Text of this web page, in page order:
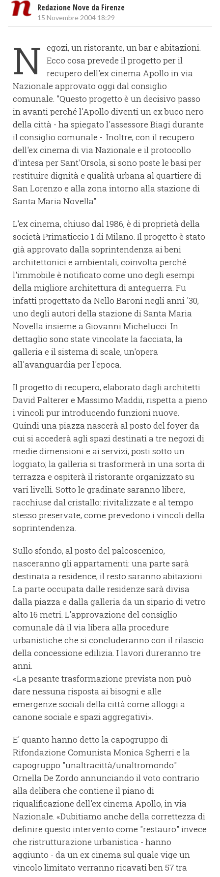
Redazione Nove da Firenze
15 Novembre 2004 18:29
N egozi, un ristorante, un bar e abitazioni.
Ecco cosa prevede il progetto per il
recupero dell'ex cinema Apollo in via
Nazionale approvato oggi dal consiglio
comunale. "Questo progetto è un decisivo passo
in avanti perché l'Apollo diventi un ex buco nero
della città - ha spiegato l'assessore Biagi durante
il consiglio comunale -. Inoltre, con il recupero
dell'ex cinema di via Nazionale e il protocollo
d'intesa per Sant'Orsola, si sono poste le basi per
restituire dignità e qualità urbana al quartiere di
San Lorenzo e alla zona intorno alla stazione di
Santa Maria Novella".
L'ex cinema, chiuso dal 1986, è di proprietà della
società Primaticcio 1 di Milano. Il progetto è stato
già approvato dalla soprintendenza ai beni
architettonici e ambientali, coinvolta perché
l'immobile è notificato come uno degli esempi
della migliore architettura di anteguerra. Fu
infatti progettato da Nello Baroni negli anni '30,
uno degli autori della stazione di Santa Maria
Novella insieme a Giovanni Michelucci. In
dettaglio sono state vincolate la facciata, la
galleria e il sistema di scale, un'opera
all'avanguardia per l'epoca.
Il progetto di recupero, elaborato dagli architetti
David Palterer e Massimo Maddii, rispetta a pieno
i vincoli pur introducendo funzioni nuove.
Quindi una piazza nascerà al posto del foyer da
cui si accederà agli spazi destinati a tre negozi di
medie dimensioni e ai servizi, posti sotto un
loggiato; la galleria si trasformerà in una sorta di
terrazza e ospiterà il ristorante organizzato su
vari livelli. Sotto le gradinate saranno libere,
racchiuse dal cristallo: rivitalizzate e al tempo
stesso preservate, come prevedono i vincoli della
soprintendenza.
Sullo sfondo, al posto del palcoscenico,
nasceranno gli appartamenti: una parte sarà
destinata a residence, il resto saranno abitazioni.
La parte occupata dalle residenze sarà divisa
dalla piazza e dalla galleria da un sipario di vetro
alto 16 metri. L'approvazione del consiglio
comunale dà il via libera alla procedure
urbanistiche che si concluderanno con il rilascio
della concessione edilizia. I lavori dureranno tre
anni.
«La pesante trasformazione prevista non può
dare nessuna risposta ai bisogni e alle
emergenze sociali della città come alloggi a
canone sociale e spazi aggregativi».
E' quanto hanno detto la capogruppo di
Rifondazione Comunista Monica Sgherri e la
capogruppo "unaltracittà/unaltromondo"
Ornella De Zordo annunciando il voto contrario
alla delibera che contiene il piano di
riqualificazione dell'ex cinema Apollo, in via
Nazionale. «Dubitiamo anche della correttezza di
definire questo intervento come "restauro" invece
che ristrutturazione urbanistica - hanno
aggiunto - da un ex cinema sul quale vige un
vincolo limitato verranno ricavati ben 57 tra